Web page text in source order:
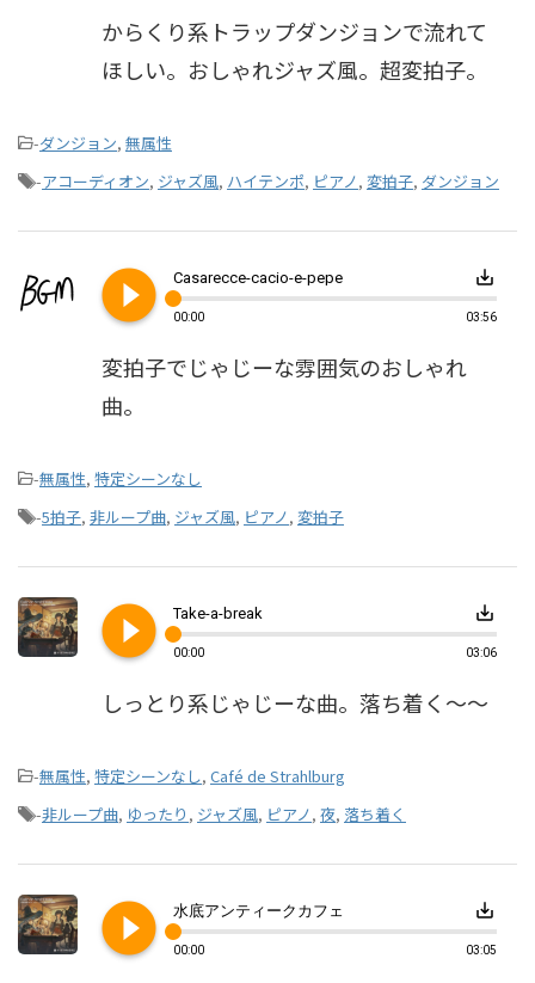
からくり系トラップダンジョンで流れて
ほしい。おしゃれジャズ風。超変拍子。
-ダンジョン, 無属性
-アコーディオン, ジャズ風, ハイテンポ, ピアノ, 変拍子, ダンジョン
play_circle_filled Casarecce-cacio-e-pepe save_alt
00:00 03:56
変拍子でじゃじーな雰囲気のおしゃれ
曲。
-無属性, 特定シーンなし
-5拍子, 非ループ曲, ジャズ風, ピアノ, 変拍子
play_circle_filled Take-a-break save_alt
00:00 03:06
しっとり系じゃじーな曲。落ち着く～～
-無属性, 特定シーンなし, Café de Strahlburg
-非ループ曲, ゆったり , ジャズ風, ピアノ, 夜, 落ち着く
play_circle_filled 水底アンティークカフェ save_alt
00:00 03:05